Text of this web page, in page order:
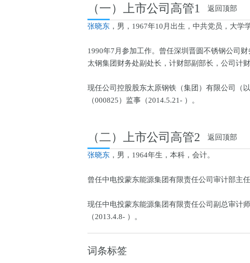
（一）上市公司高管1 返回顶部
张晓东 ，男，1967年10月出生，中共党员，大学
1990年7月参加工作。曾任深圳晋圆不锈钢公司
太钢集团财务处副处长，计财部副部长，公司计
现任公司控股股东太原钢铁（集团）有限公司（
（000825）监事（2014.5.21- ）。
（二）上市公司高管2 返回顶部
张晓东 ，男，1964年生，本科，会计。
曾任中电投蒙东能源集团有限责任公司审计部主
现任中电投蒙东能源集团有限责任公司副总审计
（2013.4.8- ）。
词条标签